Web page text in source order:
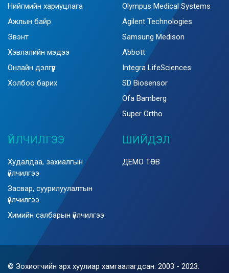
Нийгмийн хариуцлага
Ажлын байр
Эвэнт
Хэвлэлийн мэдээ
Онлайн дэлгүүр
Холбоо барих
Olympus Medical Systems
Agilent Technologies
Samsung Medison
Abbott
Integra LifeSciences
SD Biosensor
Ofa Bamberg
Super Ortho
ҮЙЛЧИЛГЭЭ
Худалдаа, захиалгын
үйлчилгээ
Засвар, суурилуулалтын
үйлчилгээ
Химийн салбарын үйлчилгээ
ШИЙДЭЛ
ДЕМО ТӨВ
© Зохиогчийн эрх хуулиар хамгаалагдсан. 2003 - 2023.